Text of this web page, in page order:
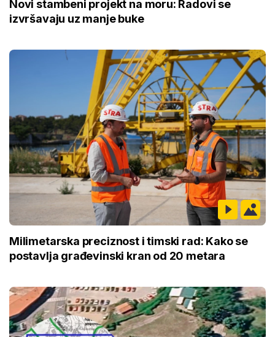
Novi stambeni projekt na moru: Radovi se
izvršavaju uz manje buke
Milimetarska preciznost i timski rad: Kako se
postavlja građevinski kran od 20 metara